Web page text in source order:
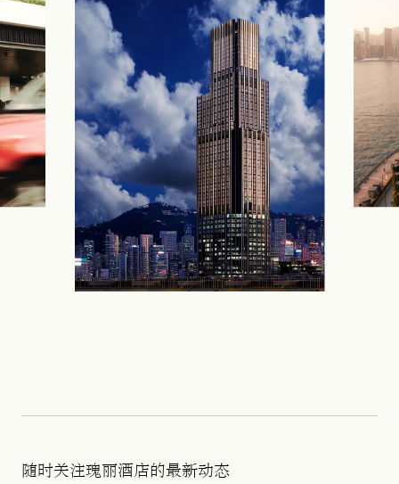
随时关注瑰丽酒店的最新动态